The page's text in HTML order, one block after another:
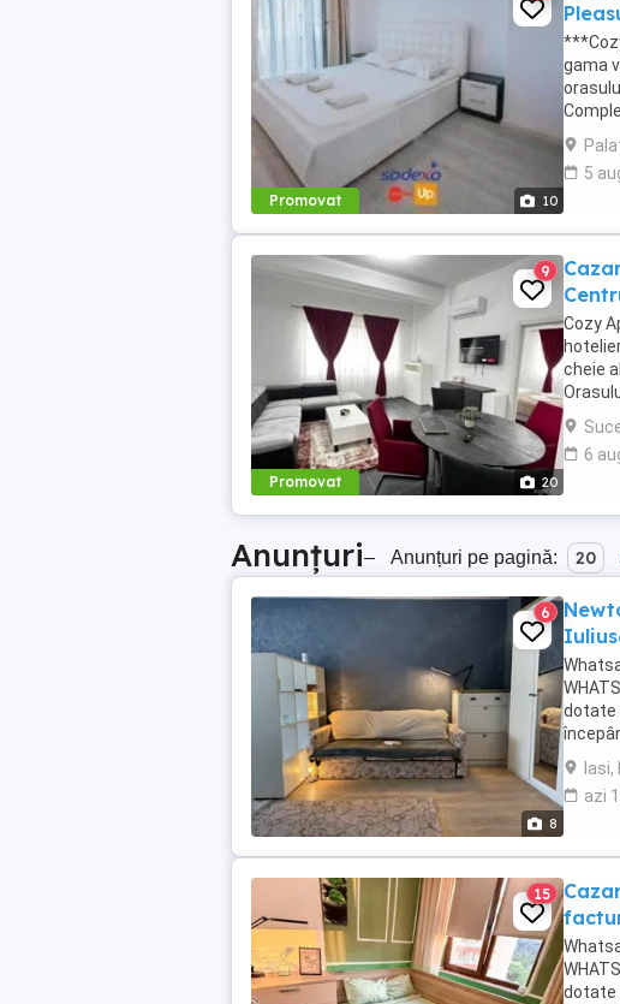
Promovat 10
gama
5
Promovat 20
9
Cozy
cheie
6
Anunțuri– Anunțuri pe pagină: 20
8
6
dotate
Iasi,
azi
15
dotate